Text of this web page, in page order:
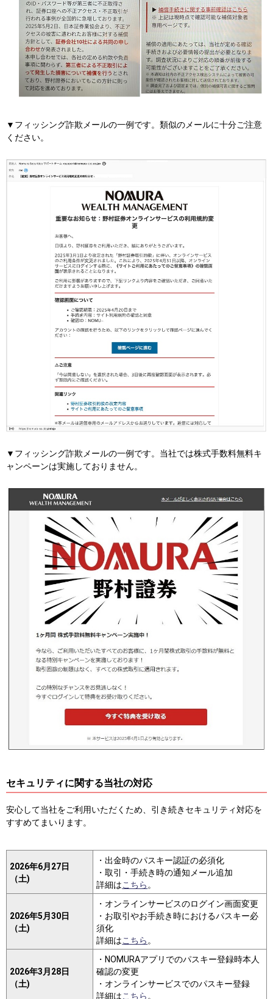
▼フィッシング詐欺メールの一例です。類似のメールに十分ご注意
ください。
▼フィッシング詐欺メールの一例です。当社では株式手数料無料キ
ャンペーンは実施しておりません。
セキュリティに関する当社の対応
安心して当社をご利用いただくため、引き続きセキュリティ対応を
すすめてまいります。
2026年6月27日
（土)
・出金時のパスキー認証の必須化
・取引・手続き時の通知メール追加
詳細はこちら 。
2026年5月30日
（土)
・オンラインサービスのログイン画面変更
・お取引やお手続き時におけるパスキー必
須化
詳細はこちら 。
2026年3月28日
（土)
・NOMURAアプリでのパスキー登録時本人
確認の変更
・オンラインサービスでのパスキー登録
詳細はこちら 。